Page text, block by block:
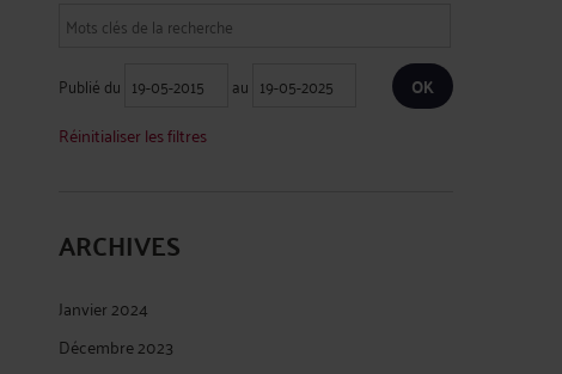
Publié du
au
Réinitialiser les filtres
ARCHIVES
Janvier 2024
Décembre 2023